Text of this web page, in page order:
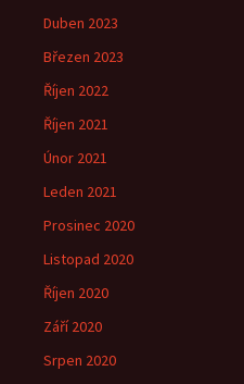
Duben 2023
Březen 2023
Říjen 2022
Říjen 2021
Únor 2021
Leden 2021
Prosinec 2020
Listopad 2020
Říjen 2020
Září 2020
Srpen 2020